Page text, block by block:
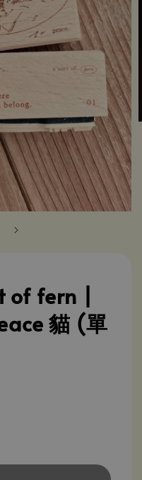
of fern |
貓 (單